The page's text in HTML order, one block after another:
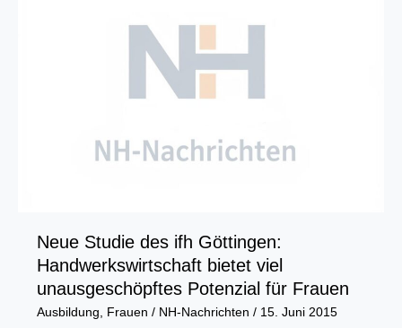
Neue Studie des ifh Göttingen:
Handwerkswirtschaft bietet viel
unausgeschöpftes Potenzial für Frauen
Ausbildung, Frauen / NH-Nachrichten / 15. Juni 2015